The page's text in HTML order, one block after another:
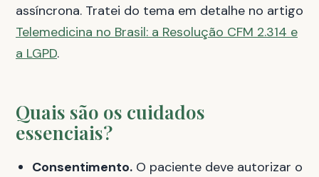
assíncrona. Tratei do tema em detalhe no artigo
Telemedicina no Brasil: a Resolução CFM 2.314 e
a LGPD.
Quais são os cuidados
essenciais?
Consentimento. O paciente deve autorizar o